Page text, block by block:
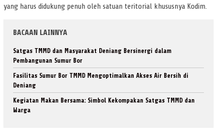
yang harus didukung penuh oleh satuan teritorial khususnya Kodim.
BACAAN LAINNYA
Satgas TMMD dan Masyarakat Deniang Bersinergi dalam
Pembangunan Sumur Bor
Fasilitas Sumur Bor TMMD Mengoptimalkan Akses Air Bersih di
Deniang
Kegiatan Makan Bersama: Simbol Kekompakan Satgas TMMD dan
Warga